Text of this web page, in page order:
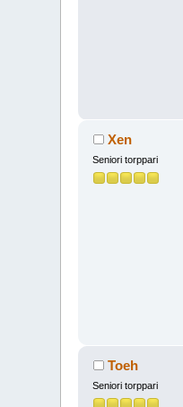
Xen
Seniori torppari
Toeh
Seniori torppari